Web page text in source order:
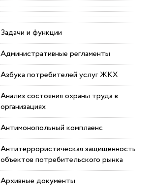
Задачи и функции
Административные регламенты
Азбука потребителей услуг ЖКХ
Анализ состояния охраны труда в
организациях
Антимонопольный комплаенс
Антитеррористическая защищенность
объектов потребительского рынка
Архивные документы